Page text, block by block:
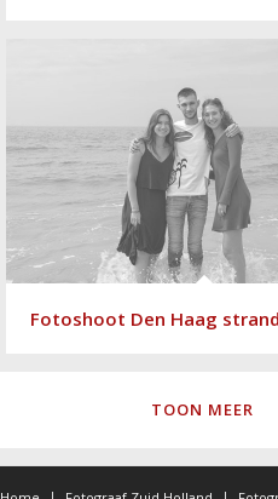
Fotoshoot Den Haag strand
TOON MEER